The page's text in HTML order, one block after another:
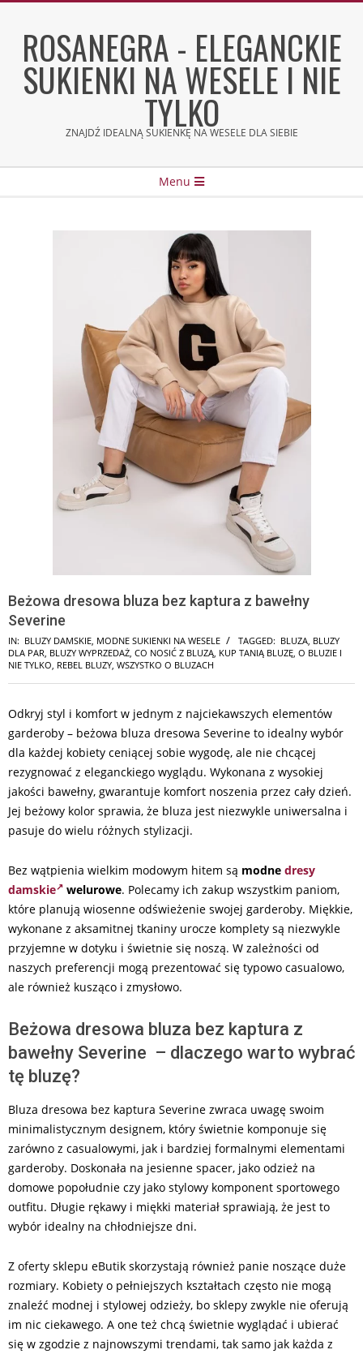
contentROSANEGRA - ELEGANCKIE
SUKIENKI NA WESELE I NIE
TYLKO
ZNAJDŹ IDEALNĄ SUKIENKĘ NA WESELE DLA SIEBIE
Menu
Beżowa dresowa bluza bez kaptura z bawełny
Severine
IN: BLUZY DAMSKIE MODNE SUKIENKI NA WESELE TAGGED: BLUZA BLUZY
DLA PAR BLUZY WYPRZEDAŻ CO NOSIĆ Z BLUZĄ KUP TANIĄ BLUZĘ O BLUZIE I
NIE TYLKO REBEL BLUZY WSZYSTKO O BLUZACH
Odkryj styl i komfort w jednym z najciekawszych elementów
garderoby – beżowa bluza dresowa Severine to idealny wybór
dla każdej kobiety ceniącej sobie wygodę, ale nie chcącej
rezygnować z eleganckiego wyglądu. Wykonana z wysokiej
jakości bawełny, gwarantuje komfort noszenia przez cały dzień.
Jej beżowy kolor sprawia, że bluza jest niezwykle uniwersalna i
pasuje do wielu różnych stylizacji.
Bez wątpienia wielkim modowym hitem są modne dresy
damskie
welurowe. Polecamy ich zakup wszystkim paniom,
które planują wiosenne odświeżenie swojej garderoby. Miękkie,
wykonane z aksamitnej tkaniny urocze komplety są niezwykle
przyjemne w dotyku i świetnie się noszą. W zależności od
naszych preferencji mogą prezentować się typowo casualowo,
ale również kusząco i zmysłowo.
Beżowa dresowa bluza bez kaptura z
bawełny Severine – dlaczego warto wybrać
tę bluzę?
Bluza dresowa bez kaptura Severine zwraca uwagę swoim
minimalistycznym designem, który świetnie komponuje się
zarówno z casualowymi, jak i bardziej formalnymi elementami
garderoby. Doskonała na jesienne spacer, jako odzież na
domowe popołudnie czy jako stylowy komponent sportowego
outfitu. Długie rękawy i miękki materiał sprawiają, że jest to
wybór idealny na chłodniejsze dni.
Z oferty sklepu eButik skorzystają również panie noszące duże
rozmiary. Kobiety o pełniejszych kształtach często nie mogą
znaleźć modnej i stylowej odzieży, bo sklepy zwykle nie oferują
im nic ciekawego. A one też chcą świetnie wyglądać i ubierać
się w zgodzie z najnowszymi trendami, tak samo jak każda z